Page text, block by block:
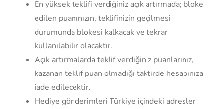
En yüksek teklifi verdiğiniz açık artırmada; bloke
edilen puanınızın, teklifinizin geçilmesi
durumunda blokesi kalkacak ve tekrar
kullanılabilir olacaktır.
Açık artırmalarda teklif verdiğiniz puanlarınız,
kazanan teklif puan olmadığı taktirde hesabınıza
iade edilecektir.
Hediye gönderimleri Türkiye içindeki adresler